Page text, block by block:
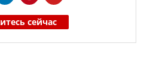
сейчас